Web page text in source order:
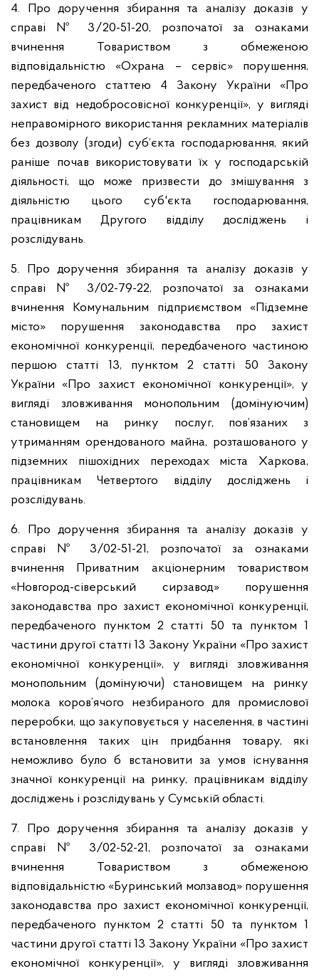
4. Про доручення збирання та аналізу доказів у
справі № 3/20-51-20, розпочатої за ознаками
вчинення Товариством з обмеженою
відповідальністю «Охрана – сервіс» порушення,
передбаченого статтею 4 Закону України «Про
захист від недобросовісної конкуренції», у вигляді
неправомірного використання рекламних матеріалів
без дозволу (згоди) суб’єкта господарювання, який
раніше почав використовувати їх у господарській
діяльності, що може призвести до змішування з
діяльністю цього суб'єкта господарювання,
працівникам Другого відділу досліджень і
розслідувань.
5. Про доручення збирання та аналізу доказів у
справі № 3/02-79-22, розпочатої за ознаками
вчинення Комунальним підприємством «Підземне
місто» порушення законодавства про захист
економічної конкуренції, передбаченого частиною
першою статті 13, пунктом 2 статті 50 Закону
України «Про захист економічної конкуренції», у
вигляді зловживання монопольним (домінуючим)
становищем на ринку послуг, пов’язаних з
утриманням орендованого майна, розташованого у
підземних пішохідних переходах міста Харкова,
працівникам Четвертого відділу досліджень і
розслідувань.
6. Про доручення збирання та аналізу доказів у
справі № 3/02-51-21, розпочатої за ознаками
вчинення Приватним акціонерним товариством
«Новгород-сіверський сирзавод» порушення
законодавства про захист економічної конкуренції,
передбаченого пунктом 2 статті 50 та пунктом 1
частини другої статті 13 Закону України «Про захист
економічної конкуренції», у вигляді зловживання
монопольним (домінуючи) становищем на ринку
молока коров’ячого незбираного для промислової
переробки, що закуповується у населення, в частині
встановлення таких цін придбання товару, які
неможливо було б встановити за умов існування
значної конкуренції на ринку, працівникам відділу
досліджень і розслідувань у Сумській області.
7. Про доручення збирання та аналізу доказів у
справі № 3/02-52-21, розпочатої за ознаками
вчинення Товариством з обмеженою
відповідальністю «Буринський молзавод» порушення
законодавства про захист економічної конкуренції,
передбаченого пунктом 2 статті 50 та пунктом 1
частини другої статті 13 Закону України «Про захист
економічної конкуренції», у вигляді зловживання